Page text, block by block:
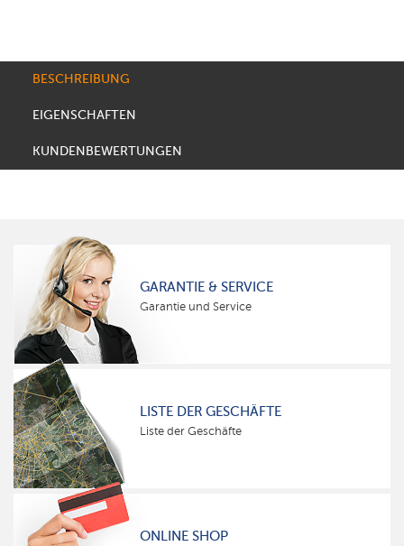
BESCHREIBUNG
EIGENSCHAFTEN
KUNDENBEWERTUNGEN
GARANTIE & SERVICE
Garantie und Service
LISTE DER GESCHÄFTE
Liste der Geschäfte
ONLINE SHOP